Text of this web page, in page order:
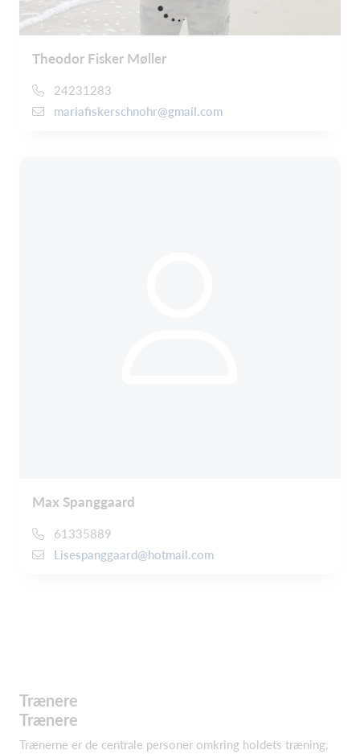
Theodor Fisker Møller
24231283
mariafiskerschnohr@gmail.com
Max Spanggaard
61335889
Lisespanggaard@hotmail.com
Trænere
Trænere
Trænerne er de centrale personer omkring holdets træning,